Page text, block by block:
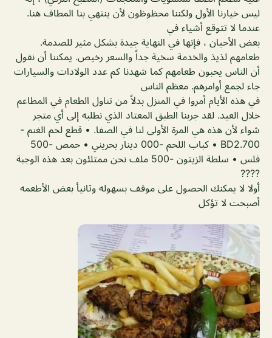
ليس خيارنا الأول ولكننا محظوظون لأن ينتهي بنا المطاف هنا.
عندما لا تتوقع أشياء في
بعض الأحيان ، فإنها في النهاية جيدة بشكل مثير للصدمة.
طعامهم لذيذ والخدمة سخية جداً والسعر رخيص. يمكننا أن نقول
أن الناس يحبون طعامهم كما شهدنا كم عدد الولادات والسيارات
جاء لجمع أوامرهم. معظم الناس
في هذه الأيام أمروا في المنزل بدلاً من تناول الطعام في المطاعم
خلال العيد. لقد جربنا الطبق المعتاد الذي نطلبه إلى أي متجر
شواء لأن هذه هي المرة الأولى لنا في الصفا. • قطع لحم الغنم -
BD2.700 • كباب اللحم -000 دينار بحريني • حمص -500
فلس • سلطة الزيتون -500 ملف نحن ممتلئون بعد هذه الوجبة
????
أولا لا يمكنك الحصول على موقف بسهوله وثانيأ بعض الأطعمه
أصبحت لا تؤكل